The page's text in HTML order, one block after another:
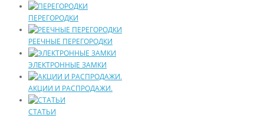
ПЕРЕГОРОДКИ
РЕЕЧНЫЕ ПЕРЕГОРОДКИ
ЭЛЕКТРОННЫЕ ЗАМКИ
АКЦИИ И РАСПРОДАЖИ.
СТАТЬИ